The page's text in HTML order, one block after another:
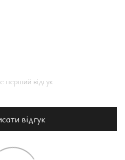
перший відгук
відгук